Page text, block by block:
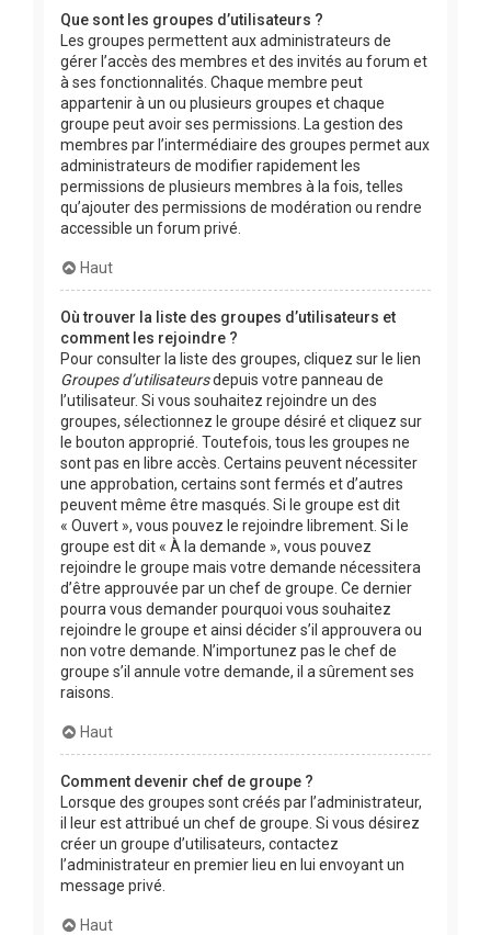
Que sont les groupes d’utilisateurs ?
Les groupes permettent aux administrateurs de
gérer l’accès des membres et des invités au forum et
à ses fonctionnalités. Chaque membre peut
appartenir à un ou plusieurs groupes et chaque
groupe peut avoir ses permissions. La gestion des
membres par l’intermédiaire des groupes permet aux
administrateurs de modifier rapidement les
permissions de plusieurs membres à la fois, telles
qu’ajouter des permissions de modération ou rendre
accessible un forum privé.
Haut
Où trouver la liste des groupes d’utilisateurs et
comment les rejoindre ?
Pour consulter la liste des groupes, cliquez sur le lien
Groupes d’utilisateursdepuis votre panneau de
l’utilisateur. Si vous souhaitez rejoindre un des
groupes, sélectionnez le groupe désiré et cliquez sur
le bouton approprié. Toutefois, tous les groupes ne
sont pas en libre accès. Certains peuvent nécessiter
une approbation, certains sont fermés et d’autres
peuvent même être masqués. Si le groupe est dit
« Ouvert », vous pouvez le rejoindre librement. Si le
groupe est dit « À la demande », vous pouvez
rejoindre le groupe mais votre demande nécessitera
d’être approuvée par un chef de groupe. Ce dernier
pourra vous demander pourquoi vous souhaitez
rejoindre le groupe et ainsi décider s’il approuvera ou
non votre demande. N’importunez pas le chef de
groupe s’il annule votre demande, il a sûrement ses
raisons.
Haut
Comment devenir chef de groupe ?
Lorsque des groupes sont créés par l’administrateur,
il leur est attribué un chef de groupe. Si vous désirez
créer un groupe d’utilisateurs, contactez
l’administrateur en premier lieu en lui envoyant un
message privé.
Haut